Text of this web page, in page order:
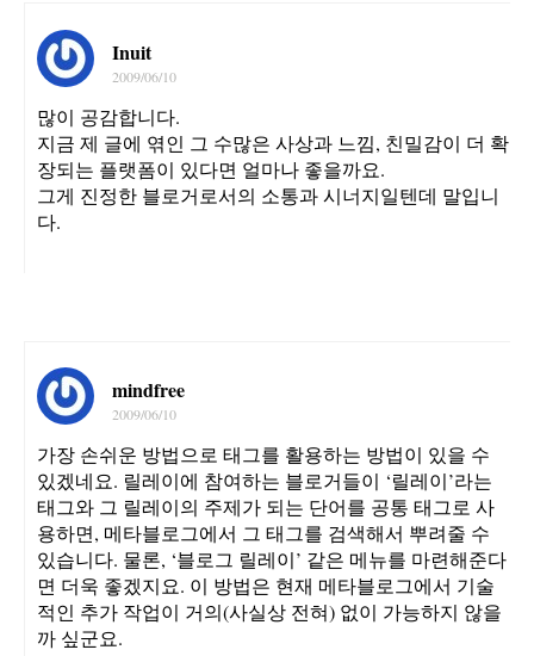
Inuit
2009/06/10
많이 공감합니다.
지금 제 글에 엮인 그 수많은 사상과 느낌, 친밀감이 더 확
장되는 플랫폼이 있다면 얼마나 좋을까요.
그게 진정한 블로거로서의 소통과 시너지일텐데 말입니
다.
mindfree
2009/06/10
가장 손쉬운 방법으로 태그를 활용하는 방법이 있을 수
있겠네요. 릴레이에 참여하는 블로거들이 ‘릴레이’라는
태그와 그 릴레이의 주제가 되는 단어를 공통 태그로 사
용하면, 메타블로그에서 그 태그를 검색해서 뿌려줄 수
있습니다. 물론, ‘블로그 릴레이’ 같은 메뉴를 마련해준다
면 더욱 좋겠지요. 이 방법은 현재 메타블로그에서 기술
적인 추가 작업이 거의(사실상 전혀) 없이 가능하지 않을
까 싶군요.